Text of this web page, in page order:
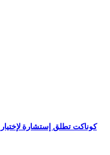
كوناكت تطلق إستشارة